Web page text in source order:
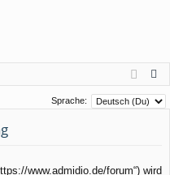
c
Sprache:
www.admidio.de/forum“) wird